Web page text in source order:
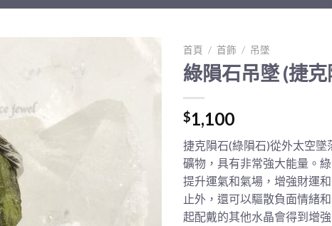
首頁 / 首飾 / 吊墜
綠隕石吊墜 (捷
$1,100
捷克隕石(綠隕石)從外太空
礦物，具有非常強大能量。
提升運氣和氣場，增強財運
止外，還可以驅散負面情緒
起配戴的其他水晶會得到增